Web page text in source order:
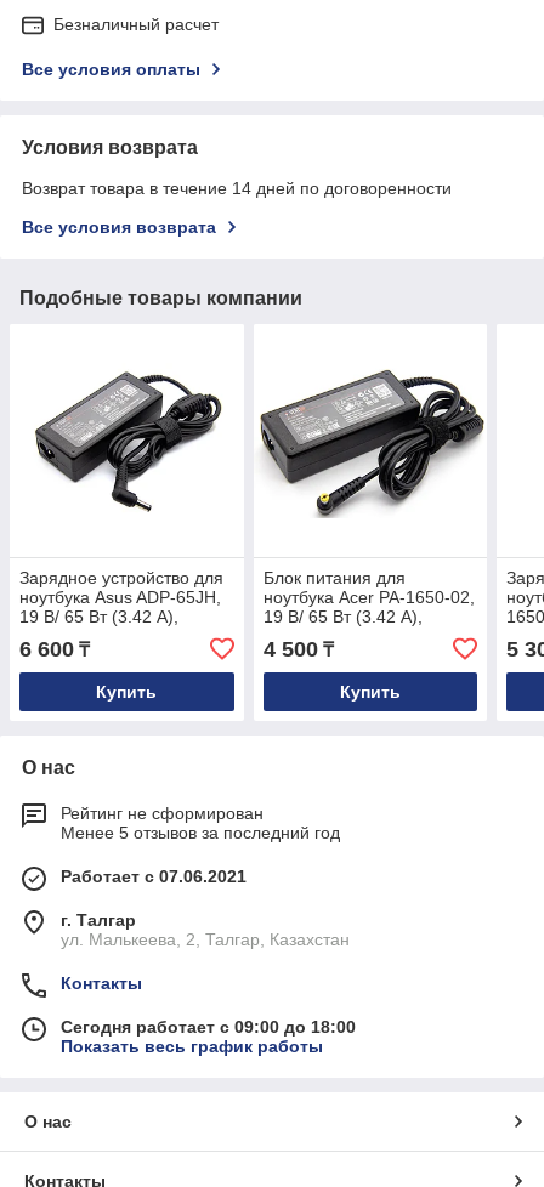
Безналичный расчет
Все условия оплаты
Условия возврата
Возврат товара в течение 14 дней по договоренности
Все условия возврата
Подобные товары компании
Зарядное устройство для
ноутбука Asus ADP-65JH,
19 В/ 65 Вт (3.42 А),
5.5/2.5 мм, Verton 31557
6 600 ₸
Купить
Блок питания для
ноутбука Acer PA-1650-02,
19 В/ 65 Вт (3.42 А),
5.5/1.7 мм, Verton
4 500₸
Купить
5
О нас
Рейтинг не сформирован
Менее 5 отзывов за последний год
Работает с 07.06.2021
г. Талгар
ул. Малькеева, 2, Талгар, Казахстан
Контакты
Сегодня работает с 09:00 до 18:00
Показать весь график работы
О нас
Контакты